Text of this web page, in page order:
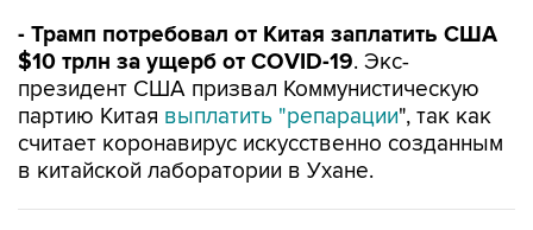
- Трамп потребовал от Китая заплатить США
$10 трлн за ущерб от COVID-19. Экс-
президент США призвал Коммунистическую
партию Китая выплатить "репарации", так как
считает коронавирус искусственно созданным
в китайской лаборатории в Ухане.